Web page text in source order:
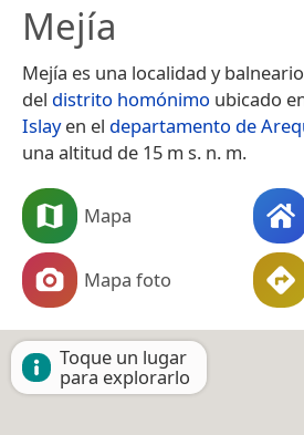
Mejía
Mejía es una localidad y balneario
del distrito homónimo ubicado
Islayen el departamento de
una altitud de 15 m s. n. m.
Mapa
Mapa foto
Toque un lugar
para explorarlo